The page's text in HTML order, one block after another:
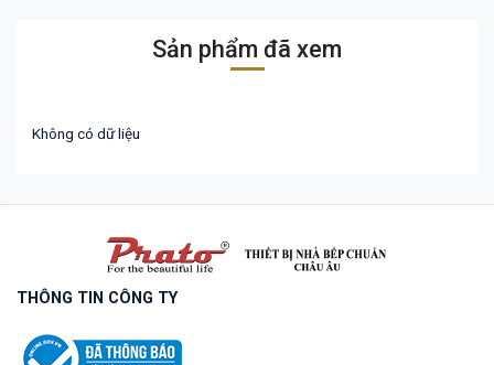
Sản phẩm đã xem
Không có dữ liệu
THÔNG TIN CÔNG TY